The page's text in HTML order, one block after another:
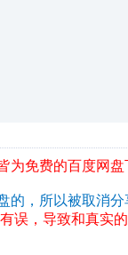
为免费的百度网
的，所以被取消
误，导致和真实